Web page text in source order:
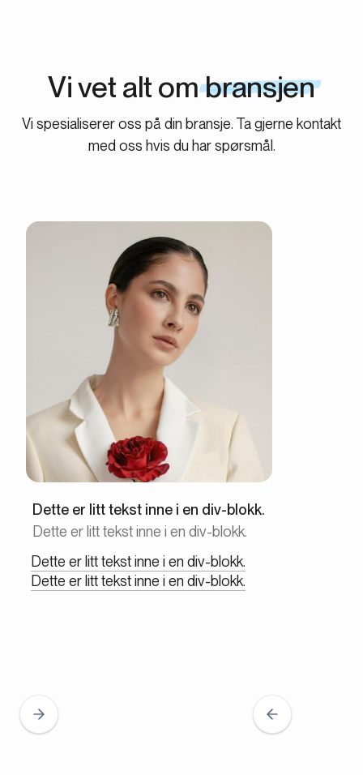
Vi vet alt ombransjen
Vi spesialiserer oss på din bransje. Ta gjerne kontakt
med oss hvis du har spørsmål.
Dette er litt tekst inne i en div-blokk.
Dette er litt tekst inne i en div-blokk.
Dette er litt tekst inne i en div-blokk.
Dette er litt tekst inne i en div-blokk.